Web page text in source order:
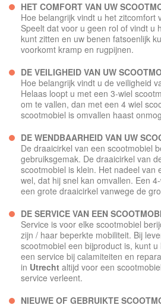
HET COMFORT VAN UW
Hoe belangrijk vindt u het zitcomfort
Speelt dat voor u geen rol of vindt u
kunt zitten en uw benen fatsoenlijk
voorkomt kramp en rugpijnen.
DE VEILIGHEID VAN UW
Hoe belangrijk vindt u de veiligheid
Helaas loopt u met een 3-wiel
om te vallen, dan met een 4 wiel
scootmobiel is omvallen haast
DE WENDBAARHEID VAN UW
De draaicirkel van een scootmobiel
gebruiksgemak. De draaicirkel van
scootmobiel is klein. Het nadeel van
wel, dat hij snel kan omvallen. Een
een grote draaicirkel vanwege de
DE SERVICE VAN EEN
Service is voor elke scootmobiel
zijn / haar beperkte mobiliteit. Bij
scootmobiel een bijproduct is, kunt
een service bij calamiteiten en
in Utrecht altijd voor een
service verleent.
NIEUWE OF GEBRUIKTE